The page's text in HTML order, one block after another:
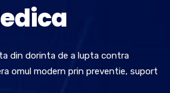
din dorinta de a lupta contra
omul modern prin preventie, suport